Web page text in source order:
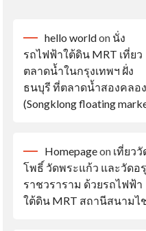
hello worldon นั่ง
รถไฟฟ้าใต้ดิน MRT เที่ยว
ตลาดน้ำในกรุงเทพฯ ฝั่ง
ธนบุรี ที่ตลาดน้ำสองคลอง
(Songklong floating
Homepageon เที่ยววั
โพธิ์ วัดพระแก้ว และวัดอ
ราชวราราม ด้วยรถไฟฟ้า
ใต้ดิน MRT สถานีสนามไ